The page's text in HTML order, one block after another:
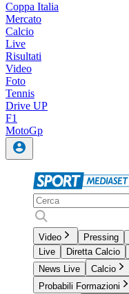
Coppa Italia
Mercato
Calcio
Live
Risultati
Video
Foto
Tennis
Drive UP
F1
MotoGp
Video Pressing
Live
Diretta Calcio
News Live
Calcio
Probabili Formazioni